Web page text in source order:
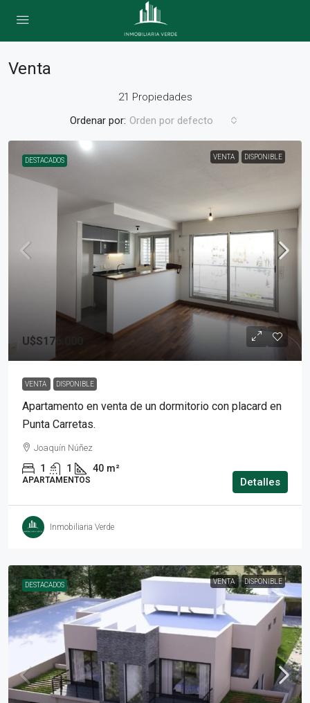
Venta
21 Propiedades
Ordenar por: Orden por defecto
DESTACADOS VENTA DISPONIBLE
U$S176.000
VENTA DISPONIBLE
Apartamento en venta de un dormitorio con placard en
Punta Carretas.
Joaquín Núñez
1 1 40 m²
APARTAMENTOS Detalles
Inmobiliaria Verde
DESTACADOS VENTA DISPONIBLE